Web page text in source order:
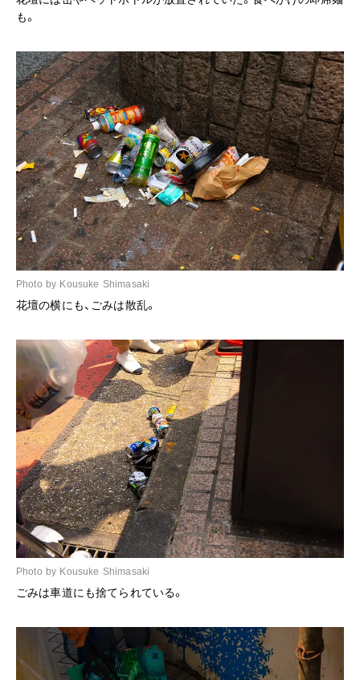
も。
Photo by Kousuke Shimasaki
花壇の横にも、ごみは散乱。
Photo by Kousuke Shimasaki
ごみは車道にも捨てられている。